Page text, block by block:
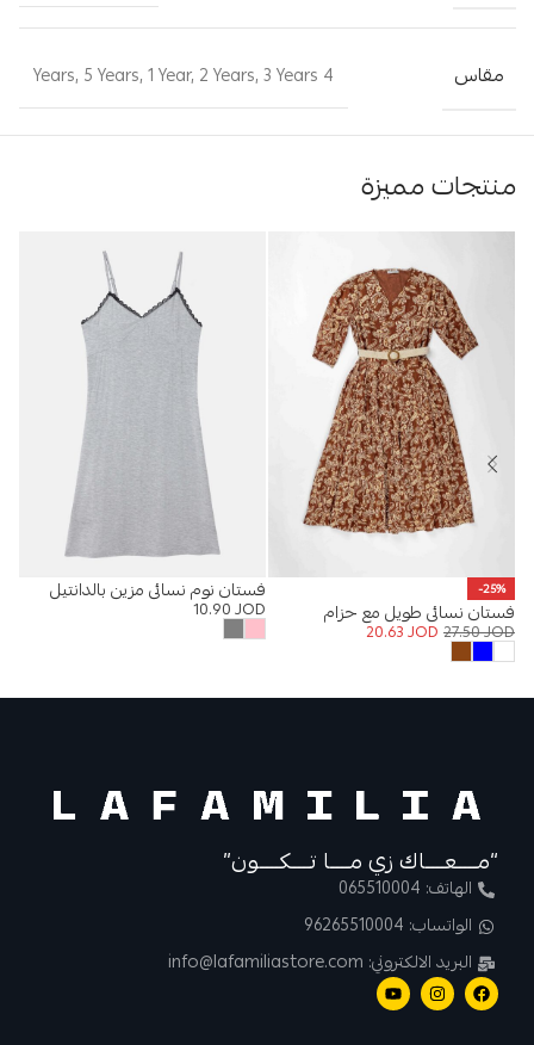
مقاس 4 Years
, 5 Years, 1 Year, 2 Years, 3 Years
منتجات مميزة
-25%
فستان نسائي طويل مع حزام
27.50JOD
20.63JOD
فستان نوم نسائي مزين بالدانتيل
10.90JOD
“مــــعــــاك زي مــــا تــــكــــون”
الهاتف: 065510004
الواتساب: 96265510004
البريد الالكتروني: info@lafamiliastore.com